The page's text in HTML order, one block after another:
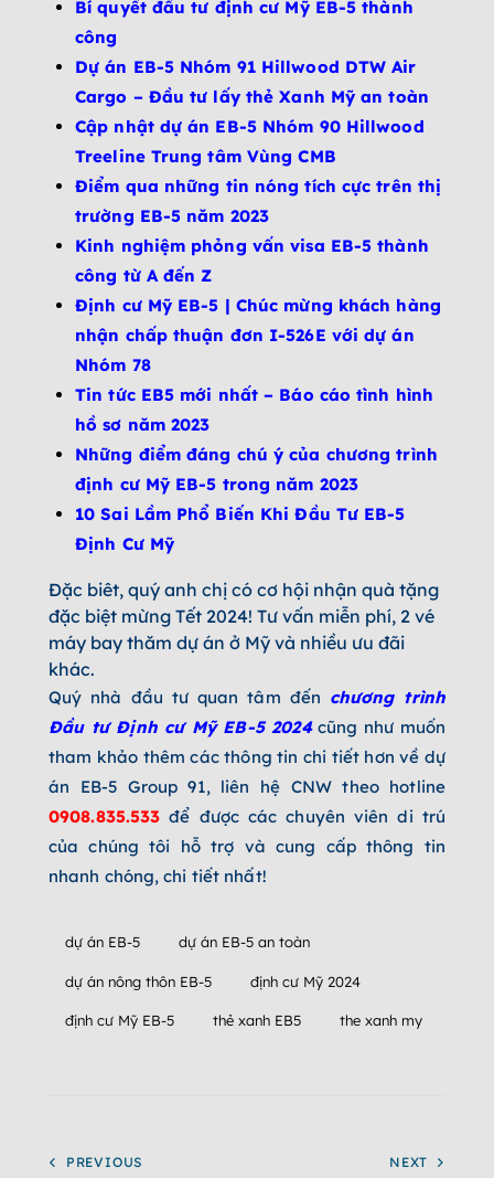
Bí quyết đầu tư định cư Mỹ EB-5 thành
công
Dự án EB-5 Nhóm 91 Hillwood DTW Air
Cargo – Đầu tư lấy thẻ Xanh Mỹ an toàn
Cập nhật dự án EB-5 Nhóm 90 Hillwood
Treeline Trung tâm Vùng CMB
Điểm qua những tin nóng tích cực trên thị
trường EB-5 năm 2023
Kinh nghiệm phỏng vấn visa EB-5 thành
công từ A đến Z
Định cư Mỹ EB-5 | Chúc mừng khách hàng
nhận chấp thuận đơn I-526E với dự án
Nhóm 78
Tin tức EB5 mới nhất – Báo cáo tình hình
hồ sơ năm 2023
Những điểm đáng chú ý của chương trình
định cư Mỹ EB-5 trong năm 2023
10 Sai Lầm Phổ Biến Khi Đầu Tư EB-5
Định Cư Mỹ
Đặc biêt, quý anh chị có cơ hội nhận quà tặng
đặc biệt mừng Tết 2024! Tư vấn miễn phí, 2 vé
máy bay thăm dự án ở Mỹ và nhiều ưu đãi
khác.
Quý nhà đầu tư quan tâm đến chương trình
Đầu tư Định cư Mỹ EB-5 2024 cũng như muốn
tham khảo thêm các thông tin chi tiết hơn về dự
án EB-5 Group 91, liên hệ CNW theo hotline
0908.835.533 để được các chuyên viên di trú
của chúng tôi hỗ trợ và cung cấp thông tin
nhanh chóng, chi tiết nhất!
dự án EB-5 dự án EB-5 an toàn
dự án nông thôn EB-5 định cư Mỹ 2024
định cư Mỹ EB-5 thẻ xanh EB5 the xanh my
PREVIOUS NEXT